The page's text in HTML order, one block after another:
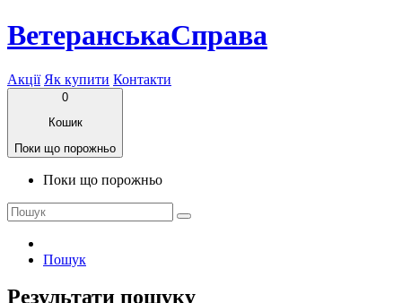
ВетеранськаСправа
Акції Як купити Контакти
0
Кошик
Поки що порожньо
Поки що порожньо
Пошук
Результати пошуку